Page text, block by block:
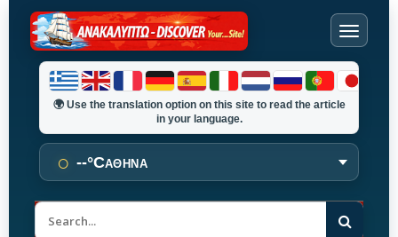
🌍Use the translation option on this site to read the article
in your language.
○ --°CΑΘΗΝΑ
Α